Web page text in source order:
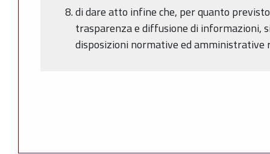
di dare atto infine che, per quanto
trasparenza e diffusione di informazioni,
disposizioni normative ed